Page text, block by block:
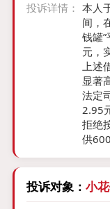
投诉详情： 本人
间，
钱罐
元，
上述
显著
法定
2.95
拒绝
供
投诉对象： 小